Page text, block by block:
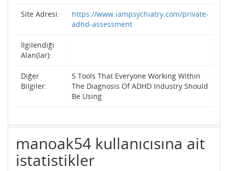
Site Adresi:
https://www.iampsychiatry.com/private-
adhd-assessment
İlgilendiği
Alan(lar):
Diğer
Bilgiler:
5 Tools That Everyone Working Within
The Diagnosis Of ADHD Industry Should
Be Using
manoak54 kullanıcısına ait
istatistikler